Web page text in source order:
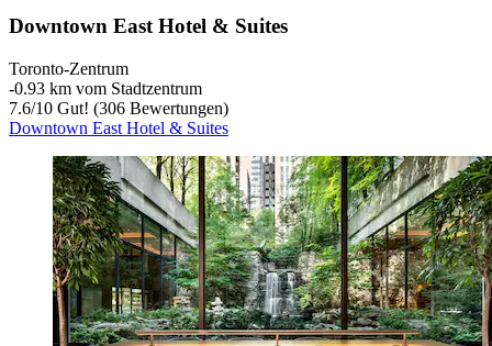
Downtown East Hotel & Suites
Toronto-Zentrum
‐0.93 km vom Stadtzentrum
7.6/10 Gut! (306 Bewertungen)
Downtown East Hotel & Suites